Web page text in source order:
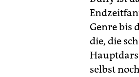
Genre bis
die, die
selbst